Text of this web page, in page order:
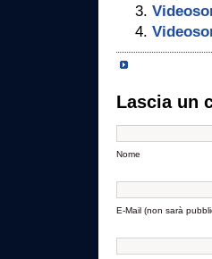
Lascia un
Nome
E-Mail (non sarà